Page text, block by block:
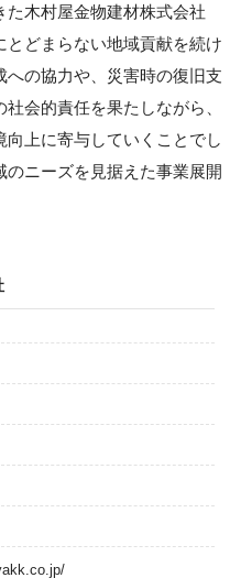
た木村屋金物建材株式会社
どまらない地域貢献を続け
の協力や、災害時の復旧支
会的責任を果たしながら、
上に寄与していくことでし
のニーズを見据えた事業展開